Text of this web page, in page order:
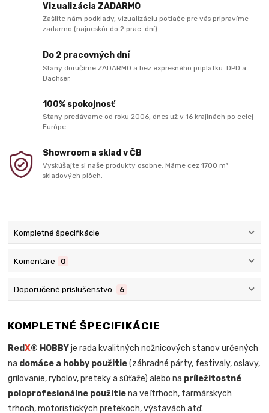
Vizualizácia ZADARMO
Zašlite nám podklady, vizualizáciu potlače pre vás pripravíme
zadarmo (najneskôr do 2 prac. dní).
Do 2 pracovných dní
Stany doručíme ZADARMO a bez expresného príplatku. DPD a
Dachser.
100% spokojnosť
Stany predávame od roku 2006, dnes už v 16 krajinách po celej
Európe.
Showroom a sklad v ČB
Vyskúšajte si naše produkty osobne. Máme cez 1700 m²
skladových plôch.
Kompletné špecifikácie
Komentáre 0
Doporučené príslušenstvo: 6
KOMPLETNÉ ŠPECIFIKÁCIE
RedX® HOBBYje rada kvalitných nožnicových stanov určených
na domáce a hobby použitie(záhradné párty, festivaly, oslavy,
grilovanie, rybolov, preteky a súťaže) alebo na príležitostné
poloprofesionálne použitiena veľtrhoch, farmárskych
trhoch, motoristických pretekoch, výstavách atď.